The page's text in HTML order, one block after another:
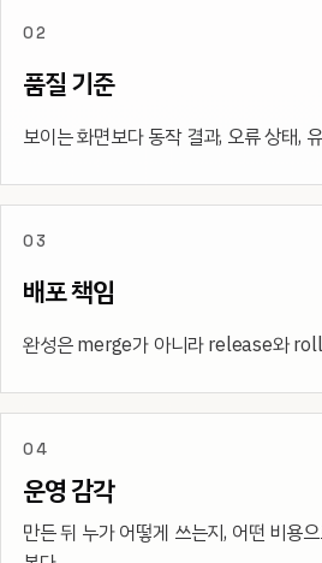
02
품질 기준
보이는 화면보다 동작 결과, 오류 상태,
03
배포 책임
완성은 merge가 아니라 release와
04
운영 감각
만든 뒤 누가 어떻게 쓰는지, 어떤 비용